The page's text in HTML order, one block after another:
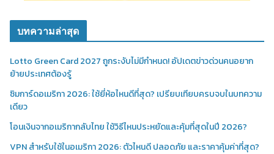
บทความล่าสุด
Lotto Green Card 2027 ถูกระงับไม่มีกำหนด! อัปเดตข่าวด่วนคนอยาก
ย้ายประเทศต้องรู้
ซิมการ์ดอเมริกา 2026: ใช้ยี่ห้อไหนดีที่สุด? เปรียบเทียบครบจบในบทความ
เดียว
โอนเงินจากอเมริกากลับไทย ใช้วิธีไหนประหยัดและคุ้มที่สุดในปี 2026?
VPN สำหรับใช้ในอเมริกา 2026: ตัวไหนดี ปลอดภัย และราคาคุ้มค่าที่สุด?